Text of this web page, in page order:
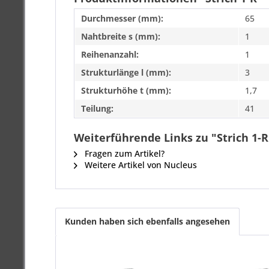
Durchmesser (mm):
65
Nahtbreite s (mm):
1
Reihenanzahl:
1
Strukturlänge l (mm):
3
Strukturhöhe t (mm):
1,7
Teilung:
41
Weiterführende Links zu "Strich 1-
Fragen zum Artikel?
Weitere Artikel von Nucleus
Kunden haben sich ebenfalls angesehen